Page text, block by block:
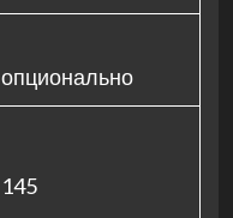
опционально
145